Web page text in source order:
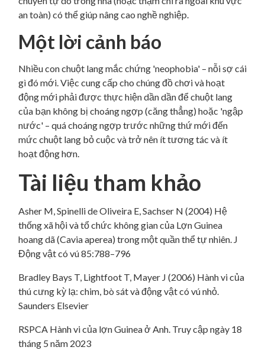
an toàn) có thể giúp nâng cao nghề nghiệp.
Một lời cảnh báo
Nhiều con chuột lang mắc chứng 'neophobia' – nỗi sợ cái
gì đó mới. Việc cung cấp cho chúng đồ chơi và hoạt
động mới phải được thực hiện dần dần để chuột lang
của bạn không bị choáng ngợp (căng thẳng) hoặc 'ngập
nước' – quá choáng ngợp trước những thứ mới đến
mức chuột lang bỏ cuộc và trở nên ít tương tác và ít
hoạt động hơn.
Tài liệu tham khảo
​​Asher M, Spinelli de Oliveira E, Sachser N (2004) Hệ
thống xã hội và tổ chức không gian của Lợn Guinea
hoang dã (Cavia aperea) trong một quần thể tự nhiên. J
Động vật có vú 85:788–796
​Bradley Bays T, Lightfoot T, Mayer J (2006) Hành vi của
thú cưng kỳ lạ: chim, bò sát và động vật có vú nhỏ.
Saunders Elsevier
​RSPCA Hành vi của lợn Guinea ở Anh. Truy cập ngày 18
tháng 5 năm 2023